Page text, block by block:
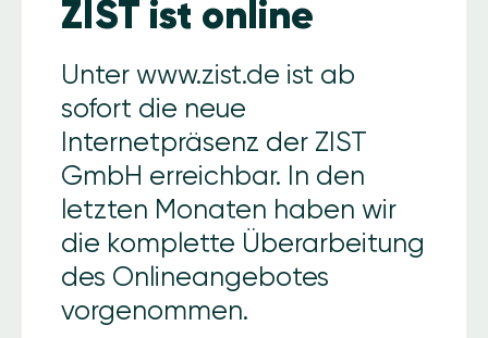
ZIST ist online
Unter www.zist.de ist ab
sofort die neue
Internetpräsenz der ZIST
GmbH erreichbar. In den
letzten Monaten haben wir
die komplette Überarbeitung
des Onlineangebotes
vorgenommen.